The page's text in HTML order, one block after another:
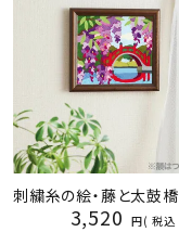
刺繍糸の絵・藤と太鼓橋
3,520 税込